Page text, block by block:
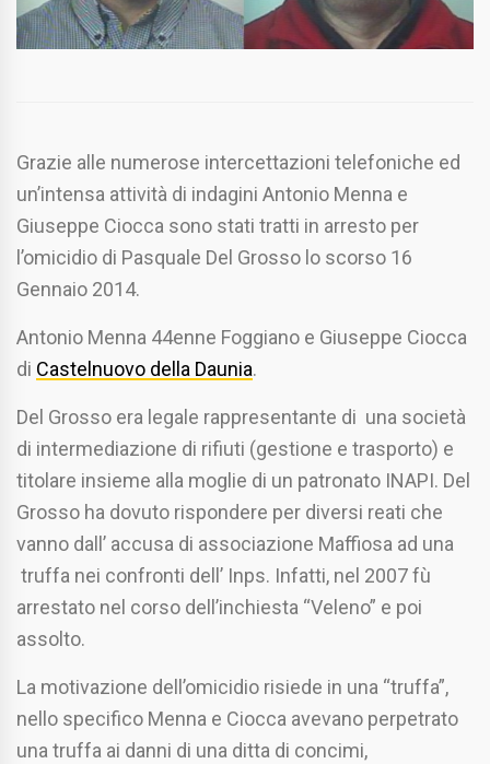
Grazie alle numerose intercettazioni telefoniche ed
un’intensa attività di indagini Antonio Menna e
Giuseppe Ciocca sono stati tratti in arresto per
l’omicidio di Pasquale Del Grosso lo scorso 16
Gennaio 2014.
Antonio Menna 44enne Foggiano e Giuseppe Ciocca
di Castelnuovo della Daunia.
Del Grosso era legale rappresentante di una società
di intermediazione di rifiuti (gestione e trasporto) e
titolare insieme alla moglie di un patronato INAPI. Del
Grosso ha dovuto rispondere per diversi reati che
vanno dall’ accusa di associazione Maffiosa ad una
truffa nei confronti dell’ Inps. Infatti, nel 2007 fù
arrestato nel corso dell’inchiesta “Veleno” e poi
assolto.
La motivazione dell’omicidio risiede in una “truffa”,
nello specifico Menna e Ciocca avevano perpetrato
una truffa ai danni di una ditta di concimi,